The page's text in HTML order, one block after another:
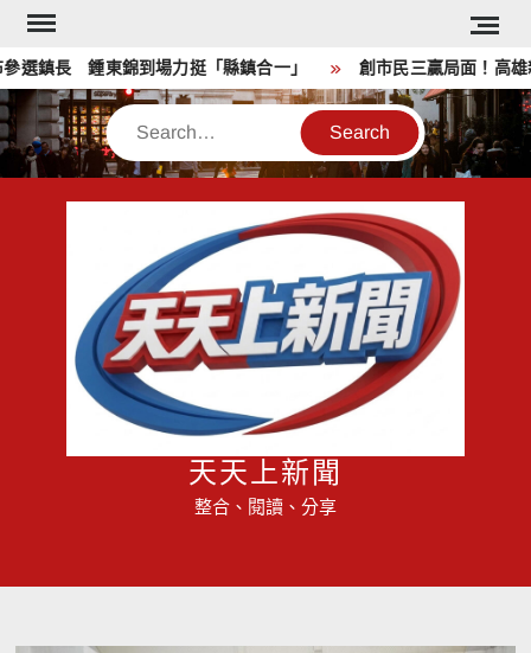
Skip
content
鎮長 鍾東錦到場力挺「縣鎮合一」 創市民三贏局面！高雄親
Search
天天上新聞
整合、閱讀、分享